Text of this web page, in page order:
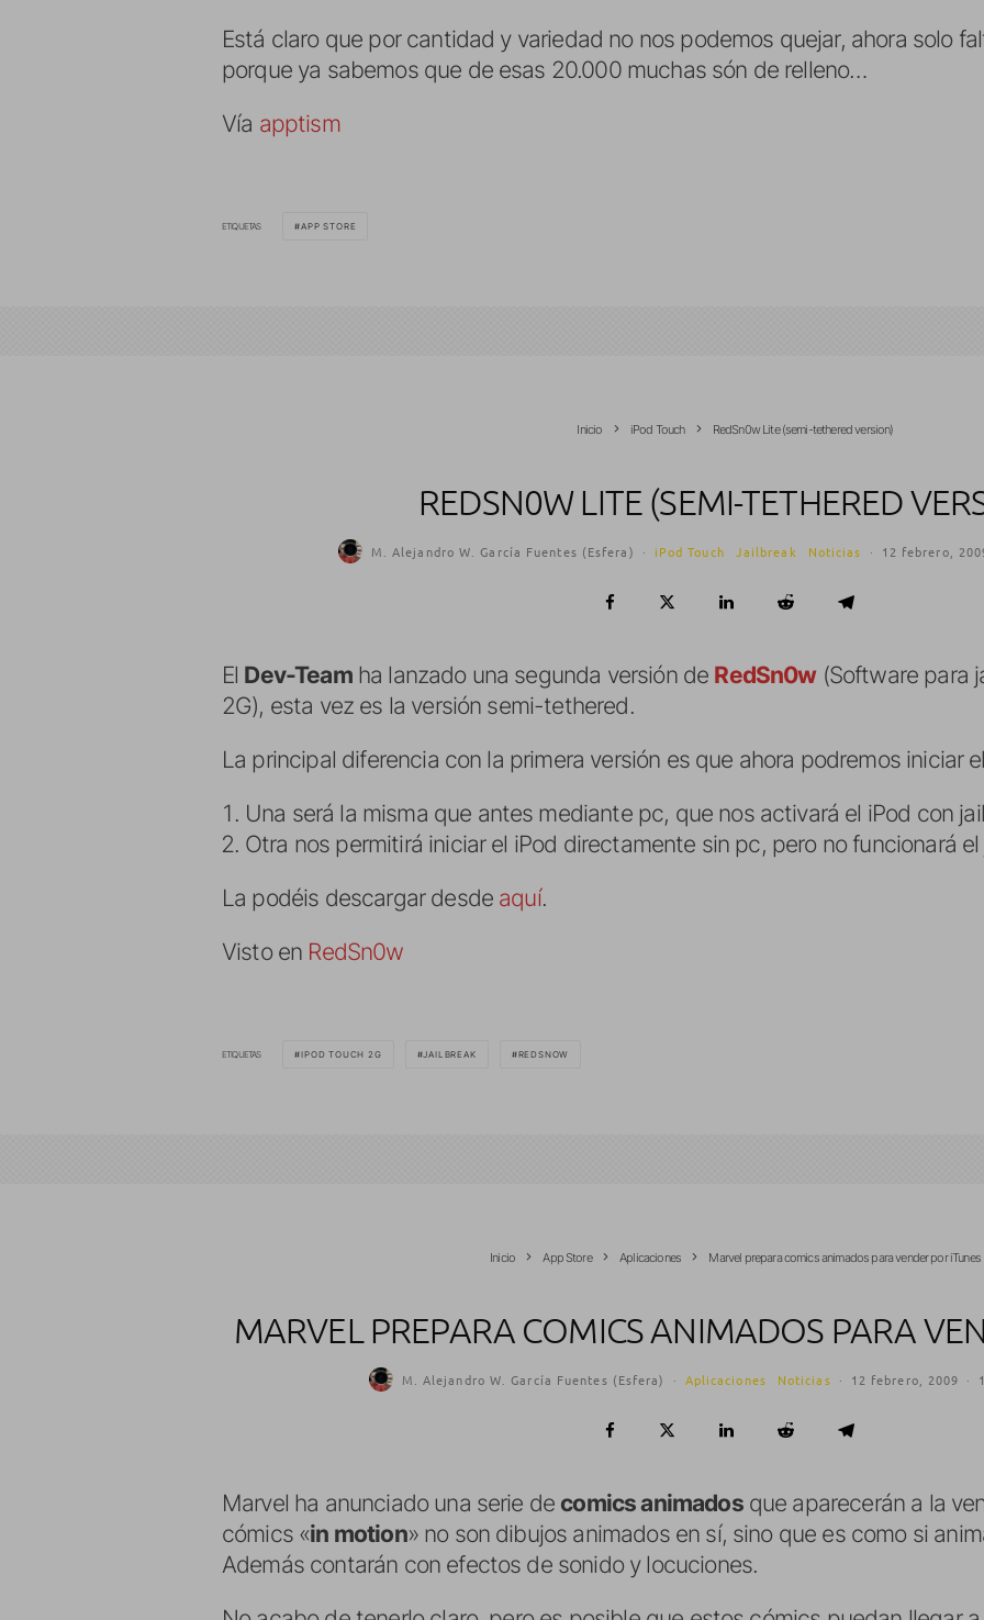
Está claro que por cantidad y variedad no nos podemos quejar, ahora solo
porque ya sabemos que de esas 20.000 muchas són de relleno…
Vía apptism
ETIQUETAS APP STORE
Inicio iPod Touch RedSn0w Lite (semi-tethered version)
REDSN0W LITE (SEMI-TETHERED
M. Alejandro W. García Fuentes (Esfera) · iPod Touch Jailbreak Noticias · 12 febrero,
El Dev-Teamha lanzado una segunda versión de RedSn0w(Software para
2G), esta vez es la versión semi-tethered.
La principal diferencia con la primera versión es que ahora podremos iniciar
Una será la misma que antes mediante pc, que nos activará el iPod con
Otra nos permitirá iniciar el iPod directamente sin pc, pero no funcionará el
La podéis descargar desde aquí.
Visto en RedSn0w
ETIQUETAS IPOD TOUCH 2G JAILBREAK REDSNOW
Inicio App Store Aplicaciones Marvel prepara comics animados para vender por iTunes
MARVEL PREPARA COMICS ANIMADOS PARA
M. Alejandro W. García Fuentes (Esfera) · Aplicaciones Noticias · 12 febrero, 2009 ·
Marvel ha anunciado una serie de comics animadosque aparecerán a la
cómics «in motion» no son dibujos animados en sí, sino que es como si
Además contarán con efectos de sonido y locuciones.